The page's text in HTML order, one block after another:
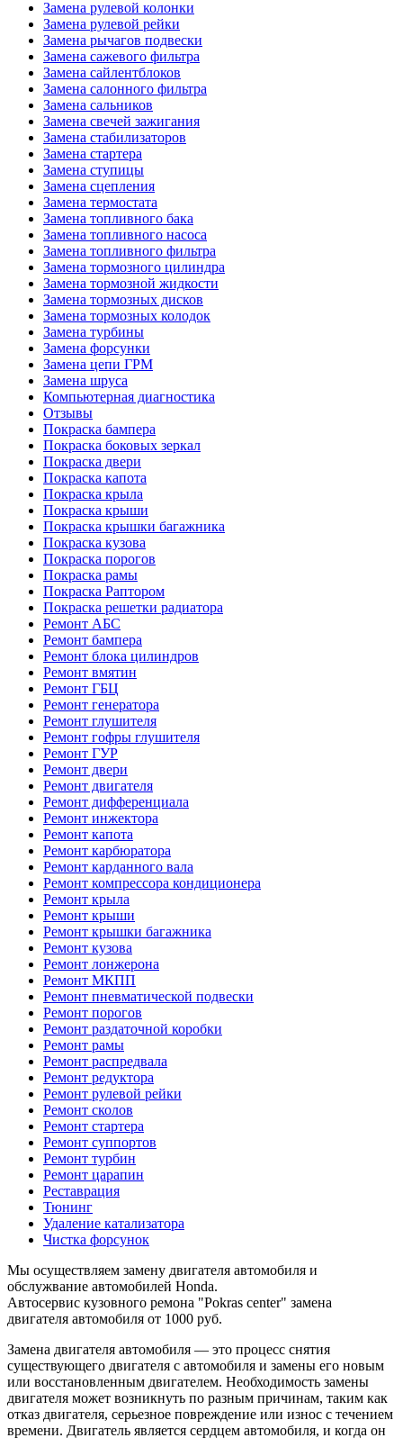
Замена рулевой колонки
Замена рулевой рейки
Замена рычагов подвески
Замена сажевого фильтра
Замена сайлентблоков
Замена салонного фильтра
Замена сальников
Замена свечей зажигания
Замена стабилизаторов
Замена стартера
Замена ступицы
Замена сцепления
Замена термостата
Замена топливного бака
Замена топливного насоса
Замена топливного фильтра
Замена тормозного цилиндра
Замена тормозной жидкости
Замена тормозных дисков
Замена тормозных колодок
Замена турбины
Замена форсунки
Замена цепи ГРМ
Замена шруса
Компьютерная диагностика
Отзывы
Покраска бампера
Покраска боковых зеркал
Покраска двери
Покраска капота
Покраска крыла
Покраска крыши
Покраска крышки багажника
Покраска кузова
Покраска порогов
Покраска рамы
Покраска Раптором
Покраска решетки радиатора
Ремонт АБС
Ремонт бампера
Ремонт блока цилиндров
Ремонт вмятин
Ремонт ГБЦ
Ремонт генератора
Ремонт глушителя
Ремонт гофры глушителя
Ремонт ГУР
Ремонт двери
Ремонт двигателя
Ремонт дифференциала
Ремонт инжектора
Ремонт капота
Ремонт карбюратора
Ремонт карданного вала
Ремонт компрессора кондиционера
Ремонт крыла
Ремонт крыши
Ремонт крышки багажника
Ремонт кузова
Ремонт лонжерона
Ремонт МКПП
Ремонт пневматической подвески
Ремонт порогов
Ремонт раздаточной коробки
Ремонт рамы
Ремонт распредвала
Ремонт редуктора
Ремонт рулевой рейки
Ремонт сколов
Ремонт стартера
Ремонт суппортов
Ремонт турбин
Ремонт царапин
Реставрация
Тюнинг
Удаление катализатора
Чистка форсунок
Мы осуществляем замену двигателя автомобиля и
обслужвание автомобилей Honda.
Автосервис кузовного ремона "Pokras center" замена
двигателя автомобиля от 1000 руб.
Замена двигателя автомобиля — это процесс снятия
существующего двигателя с автомобиля и замены его новым
или восстановленным двигателем. Необходимость замены
двигателя может возникнуть по разным причинам, таким как
отказ двигателя, серьезное повреждение или износ с течением
времени. Двигатель является сердцем автомобиля, и когда он